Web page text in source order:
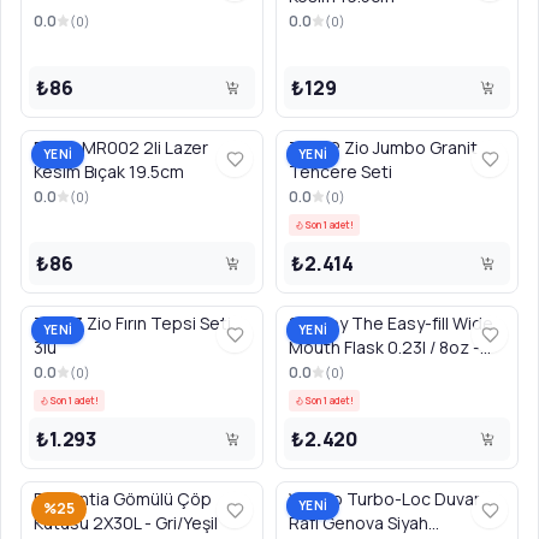
0.0 (0)
₺86
0.0 (0)
₺129
YENİ
RooC MR002 2li Lazer
Kesim Bıçak 19.5cm
0.0 (0)
₺86
YENİ
Z5522 Zio Jumbo Granit
Tencere Seti
0.0 (0)
Son 1 adet!
₺2.414
YENİ
Z1043 Zio Fırın Tepsi Seti
3lü
0.0 (0)
Son 1 adet!
₺1.293
YENİ
Stanley The Easy-fill Wide
Mouth Flask 0.23l / 8oz -
Matte Black Pebble
0.0 (0)
Son 1 adet!
₺2.420
%25
Brabantia Gömülü Çöp
Kutusu 2X30L - Gri/Yeşil
YENİ
Wenko Turbo-Loc Duvar
Rafı Genova Siyah